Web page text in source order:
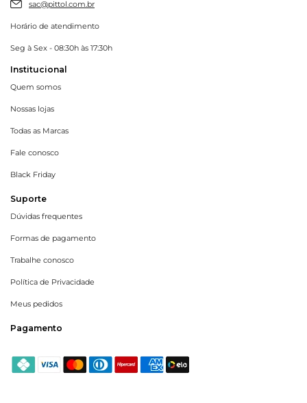
sac@pittol.com.br
Horário de atendimento
Seg à Sex - 08:30h às 17:30h
Institucional
Quem somos
Nossas lojas
Todas as Marcas
Fale conosco
Black Friday
Suporte
Dúvidas frequentes
Formas de pagamento
Trabalhe conosco
Política de Privacidade
Meus pedidos
Pagamento